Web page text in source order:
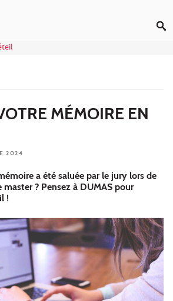
MÉMOIRE EN
2024
a été saluée par le jury lors de
? Pensez à DUMAS pour
!